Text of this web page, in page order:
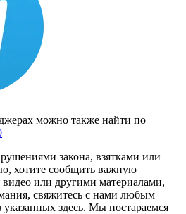
можно также найти по
закона, взятками или
хотите сообщить важную
или другими материалами,
свяжитесь с нами любым
здесь. Мы постараемся